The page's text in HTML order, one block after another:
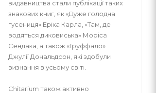
видавництва стали публікації таких
знакових книг, як «Дуже голодна
гусениця» Еріка Карла, «Там, де
водяться диковиська» Моріса
Сендака, а також «Груффало»
Джулії Дональдсон, які здобули
визнання в усьому світі.
Chitarium також активно